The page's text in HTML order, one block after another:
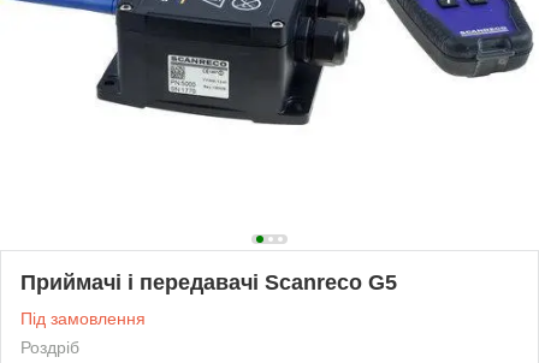
Приймачі і передавачі Scanreco G5
Під замовлення
Роздріб